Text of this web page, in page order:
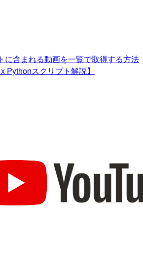
に含まれる動画を一覧で取得する方法
Pythonスクリプト解説】